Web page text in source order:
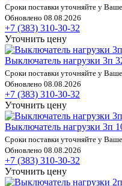
Сроки поставки уточняйте у
Обновлено 08.08.2026
+7 (383) 310-30-32
Уточнить цену
Выключатель нагрузки 3п
Сроки поставки уточняйте у
Обновлено 08.08.2026
+7 (383) 310-30-32
Уточнить цену
Выключатель нагрузки 3п
Сроки поставки уточняйте у
Обновлено 08.08.2026
+7 (383) 310-30-32
Уточнить цену